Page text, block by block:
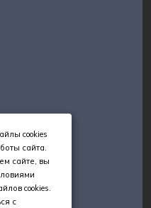
cookies
сайта.
сайте, вы
cookies.
с